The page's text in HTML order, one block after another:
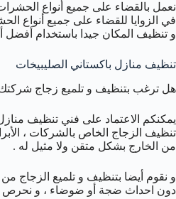
نعمل بالقضاء على جميع أنواع
في الزوايا للقضاء على جميع أنواع
و تنظيف المكان جيدا باستخدام أفضل
تنظيف منازل باكستاني الصليبيخات
هل ترغب بتنظيف و تلميع زجاج شركتك
يمكنكم الاعتماد على فني تنظيف
تنظيف الزجاج الخاص بالشركات ،
من الخارج بشكل متقن ولا مثيل له .
و نقوم أيضا بتنظيف و تلميع الزجاج
دون احداث ضجة أو ضوضاء ، و نحرص